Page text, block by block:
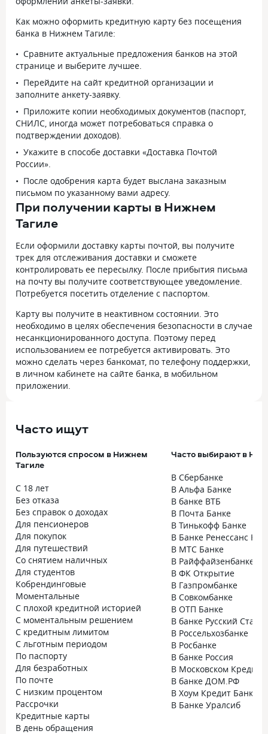
Как можно оформить кредитную карту без посещения
банка в Нижнем Тагиле:
Сравните актуальные предложения банков на этой
странице и выберите лучшее.
Перейдите на сайт кредитной организации и
заполните анкету-заявку.
Приложите копии необходимых документов (паспорт,
СНИЛС, иногда может потребоваться справка о
подтверждении доходов).
Укажите в способе доставки «Доставка Почтой
России».
После одобрения карта будет выслана заказным
письмом по указанному вами адресу.
При получении карты в Нижнем
Тагиле
Если оформили доставку карты почтой, вы получите
трек для отслеживания доставки и сможете
контролировать ее пересылку. После прибытия письма
на почту вы получите соответствующее уведомление.
Потребуется посетить отделение с паспортом.
Карту вы получите в неактивном состоянии. Это
необходимо в целях обеспечения безопасности в случае
несанкционированного доступа. Поэтому перед
использованием ее потребуется активировать. Это
можно сделать через банкомат, по телефону поддержки,
в личном кабинете на сайте банка, в мобильном
приложении.
Часто ищут
Пользуются спросом в Нижнем
Тагиле
С 18 лет
Без отказа
Без справок о доходах
Для пенсионеров
Для покупок
Для путешествий
Со снятием наличных
Для студентов
Кобрендинговые
Моментальные
С плохой кредитной историей
С моментальным решением
С кредитным лимитом
С льготным периодом
По паспорту
Для безработных
По почте
С низким процентом
Рассрочки
Кредитные карты
В день обращения
Часто выбирают в
В Сбербанке
В Альфа Банке
В банке ВТБ
В Почта Банке
В Тинькофф Банке
В Банке Ренессанс
В МТС Банке
В Райффайзенбанке
В ФК Открытие
В Газпромбанке
В Совкомбанке
В ОТП Банке
В банке Русский
В Россельхозбанке
В Росбанке
В банке Россия
В Московском
В банке ДОМ.РФ
В Хоум Кредит Банке
В Банке Уралсиб